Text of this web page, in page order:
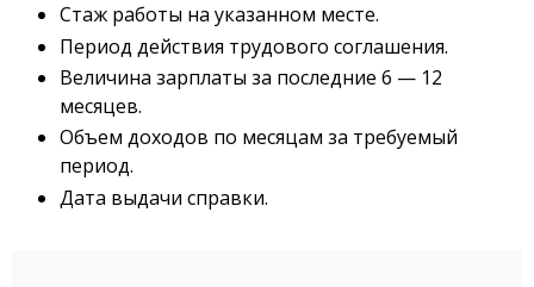
Стаж работы на указанном месте.
Период действия трудового соглашения.
Величина зарплаты за последние 6 — 12
месяцев.
Объем доходов по месяцам за требуемый
период.
Дата выдачи справки.